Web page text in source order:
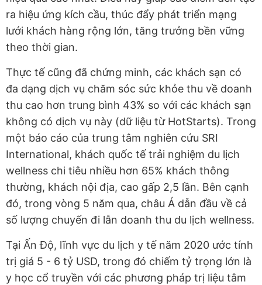
ra hiệu ứng kích cầu, thúc đẩy phát triển mạng
lưới khách hàng rộng lớn, tăng trưởng bền vững
theo thời gian.
Thực tế cũng đã chứng minh, các khách sạn có
đa dạng dịch vụ chăm sóc sức khỏe thu về doanh
thu cao hơn trung bình 43% so với các khách sạn
không có dịch vụ này (dữ liệu từ HotStarts). Trong
một báo cáo của trung tâm nghiên cứu SRI
International, khách quốc tế trải nghiệm du lịch
wellness chi tiêu nhiều hơn 65% khách thông
thường, khách nội địa, cao gấp 2,5 lần. Bên cạnh
đó, trong vòng 5 năm qua, châu Á dẫn đầu về cả
số lượng chuyến đi lẫn doanh thu du lịch wellness.
Tại Ấn Độ, lĩnh vực du lịch y tế năm 2020 ước tính
trị giá 5 - 6 tỷ USD, trong đó chiếm tỷ trọng lớn là
y học cổ truyền với các phương pháp trị liệu tâm